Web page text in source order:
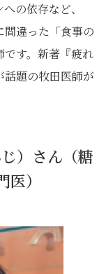
の依存など、
違った「食事の
です。新著『疲れ
題の牧田医師が
）さん（糖
）